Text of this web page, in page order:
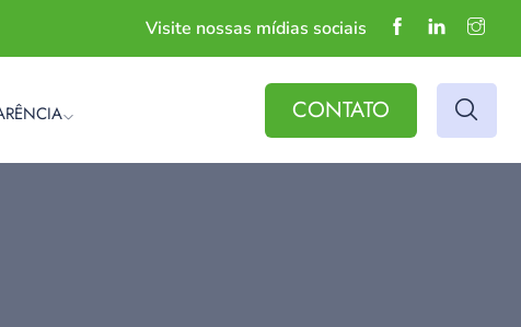
Visite nossas mídias sociais
CONTATO